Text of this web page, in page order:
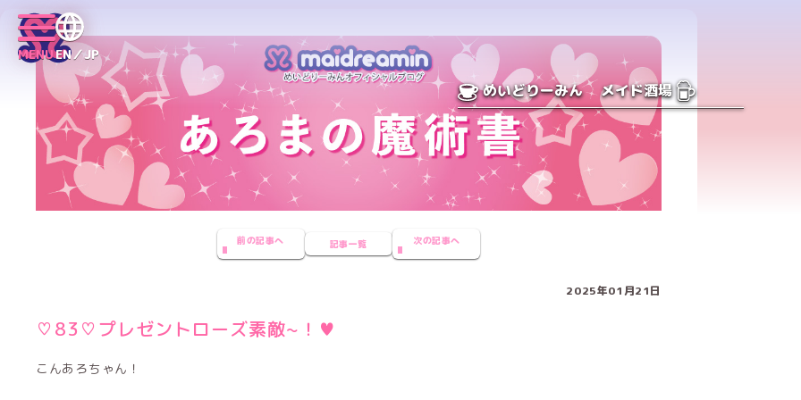
MENUEN／JP
めいどりーみん メイド酒場
前の記事へ 記事一覧 次の記事へ
2025年01月21日
♡83♡プレゼントローズ素敵~！♥
こんあろちゃん！